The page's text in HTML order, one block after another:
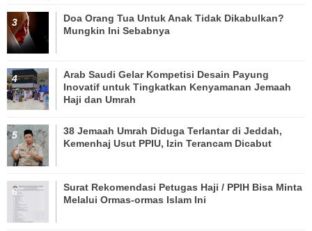
Doa Orang Tua Untuk Anak Tidak Dikabulkan?
Mungkin Ini Sebabnya
Arab Saudi Gelar Kompetisi Desain Payung
Inovatif untuk Tingkatkan Kenyamanan Jemaah
Haji dan Umrah
38 Jemaah Umrah Diduga Terlantar di Jeddah,
Kemenhaj Usut PPIU, Izin Terancam Dicabut
Surat Rekomendasi Petugas Haji / PPIH Bisa Minta
Melalui Ormas-ormas Islam Ini